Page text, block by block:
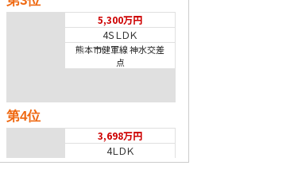
5,300万円
4ＳＬＤＫ
熊本市健軍線 神水交差
点
第4位
3,698万円
4ＬＤＫ
熊本市健軍線 健軍町